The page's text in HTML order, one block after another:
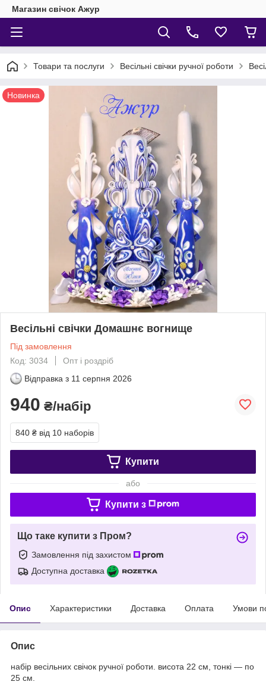
Магазин свічок Ажур
Товари та послуги Весільні свічки ручної роботи
Новинка
Весільні свічки Домашнє вогнище
Під замовлення
Код: 3034
Опт і роздріб
Відправка з 11 серпня 2026
940 ₴/набір
840 ₴ від 10 наборів
Купити
або
Купити з
Що таке купити з Пром?
Замовлення під захистом
Доступна доставка
Опис Характеристики Доставка Оплата Умови
Опис
набір весільних свічок ручної роботи. висота 22 см, тонкі — по
25 см.